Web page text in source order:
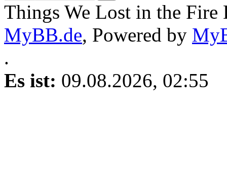
Things We Lost in the Fire
MyBB.de, Powered by
.
Es ist: 09.08.2026, 02:55